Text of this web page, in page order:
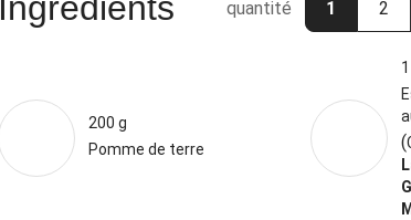
quantité 1 2
200 g
Pomme de terre
(